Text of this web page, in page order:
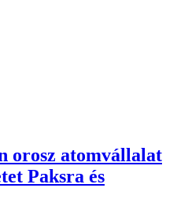
orosz atomvállalat
Paksra és